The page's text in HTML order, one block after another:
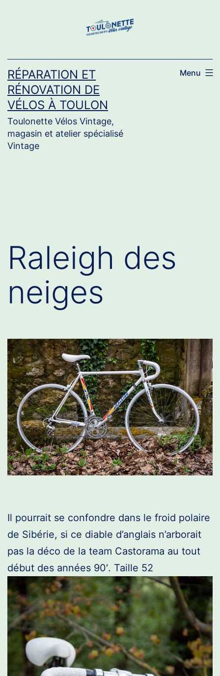
RÉPARATION ET
RÉNOVATION DE
VÉLOS À TOULON
Toulonette Vélos Vintage,
magasin et atelier spécialisé
Vintage
Menu
Raleigh des
neiges
Il pourrait se confondre dans le froid polaire
de Sibérie, si ce diable d’anglais n’arborait
pas la déco de la team Castorama au tout
début des années 90′. Taille 52